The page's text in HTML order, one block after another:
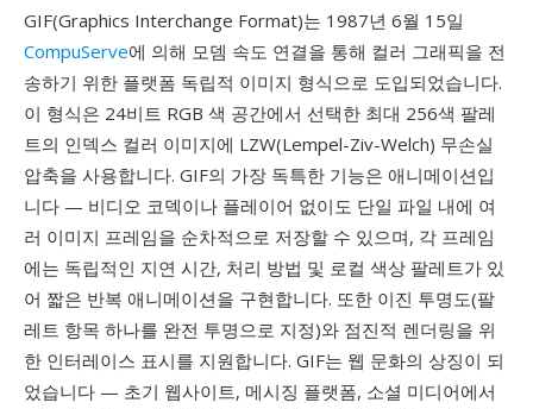
GIF(Graphics Interchange Format)는 1987년 6월 15일
CompuServe에 의해 모뎀 속도 연결을 통해 컬러 그래픽을 전
송하기 위한 플랫폼 독립적 이미지 형식으로 도입되었습니다.
이 형식은 24비트 RGB 색 공간에서 선택한 최대 256색 팔레
트의 인덱스 컬러 이미지에 LZW(Lempel-Ziv-Welch) 무손실
압축을 사용합니다. GIF의 가장 독특한 기능은 애니메이션입
니다 — 비디오 코덱이나 플레이어 없이도 단일 파일 내에 여
러 이미지 프레임을 순차적으로 저장할 수 있으며, 각 프레임
에는 독립적인 지연 시간, 처리 방법 및 로컬 색상 팔레트가 있
어 짧은 반복 애니메이션을 구현합니다. 또한 이진 투명도(팔
레트 항목 하나를 완전 투명으로 지정)와 점진적 렌더링을 위
한 인터레이스 표시를 지원합니다. GIF는 웹 문화의 상징이 되
었습니다 — 초기 웹사이트, 메시징 플랫폼, 소셜 미디어에서